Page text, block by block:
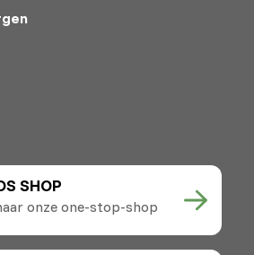
SHOP
onze one-stop-shop